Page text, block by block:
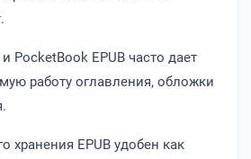
PocketBook EPUB часто дает
работу оглавления, обложки
хранения EPUB удобен как